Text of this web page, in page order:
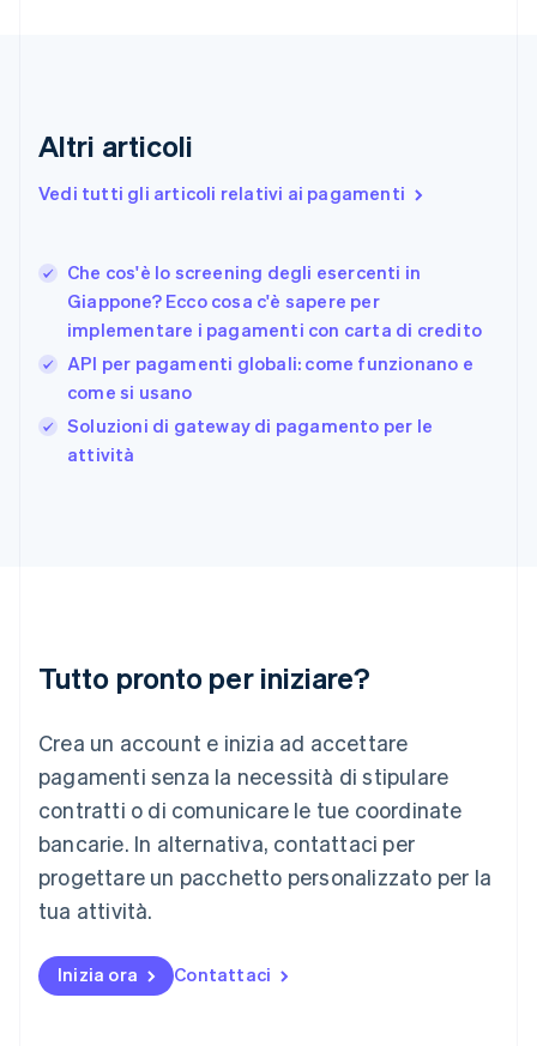
Altri articoli
Vedi tutti gli articoli relativi ai pagamenti
Che cos'è lo screening degli esercenti in
Giappone? Ecco cosa c'è sapere per
implementare i pagamenti con carta di credito
API per pagamenti globali: come funzionano e
come si usano
Soluzioni di gateway di pagamento per le
attività
Tutto pronto per iniziare?
Crea un account e inizia ad accettare
pagamenti senza la necessità di stipulare
contratti o di comunicare le tue coordinate
bancarie. In alternativa, contattaci per
progettare un pacchetto personalizzato per la
tua attività.
Inizia ora Contattaci
Finlandia
Francia
DeutschEnglish
Giappone
日本語English
English
Grecia
English
India
Lituania
Lussemburgo
Deutsch English
Malaysia
English 简体中文
Malta
Messico
EspañolEnglish
English
Nuova Zelanda